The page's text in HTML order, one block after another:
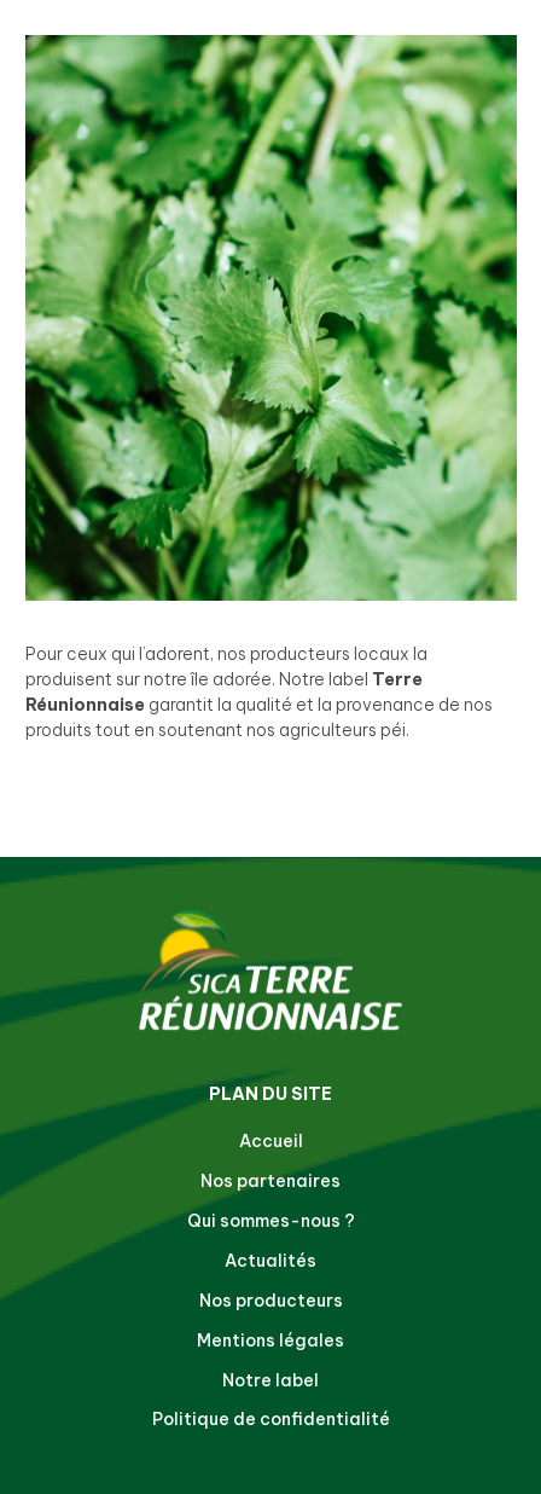
Pour ceux qui l’adorent, nos producteurs locaux la
produisent sur notre île adorée. Notre label Terre
Réunionnaise garantit la qualité et la provenance de nos
produits tout en soutenant nos agriculteurs péi.
PLAN DU SITE
Accueil
Nos partenaires
Qui sommes-nous ?
Actualités
Nos producteurs
Mentions légales
Notre label
Politique de confidentialité